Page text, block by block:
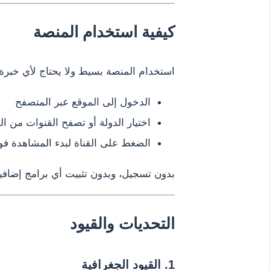
كيفية استخدام المنصة
استخدام المنصة بسيط ولا يحتاج لأي خبرة
الدخول إلى الموقع عبر المتصفح
اختيار الدولة أو تصفح القنوات من
الضغط على القناة لبدء المشاهدة
بدون تسجيل، وبدون تثبيت أي برامج
التحديات والقيود
1. القيود الجغرافية